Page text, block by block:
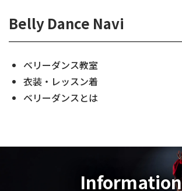
Belly Dance Navi
ベリーダンス教室
衣装・レッスン着
ベリーダンスとは
Information